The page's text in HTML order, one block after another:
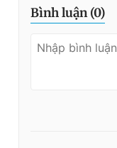
Bình luận (0)